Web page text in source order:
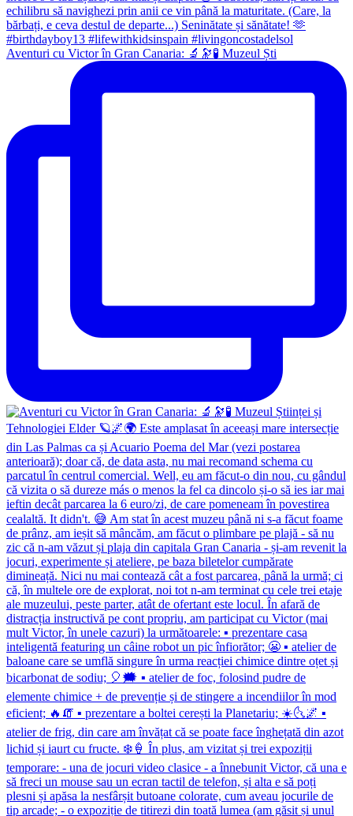
Aventuri cu Victor în Gran Canaria: 🔬🔭🧪 Muzeul Ști